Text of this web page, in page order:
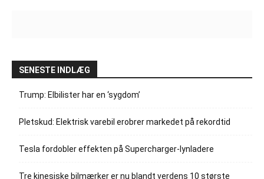
SENESTE INDLÆG
Trump: Elbilister har en ‘sygdom’
Pletskud: Elektrisk varebil erobrer markedet på rekordtid
Tesla fordobler effekten på Supercharger-lynladere
Tre kinesiske bilmærker er nu blandt verdens 10 største